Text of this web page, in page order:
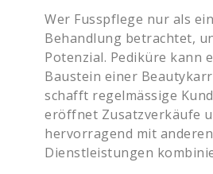
Wer Fusspflege nur als
Behandlung betrachtet,
Potenzial. Pediküre kann
Baustein einer
schafft regelmässige
eröffnet Zusatzverkäufe
hervorragend mit anderen
Dienstleistungen